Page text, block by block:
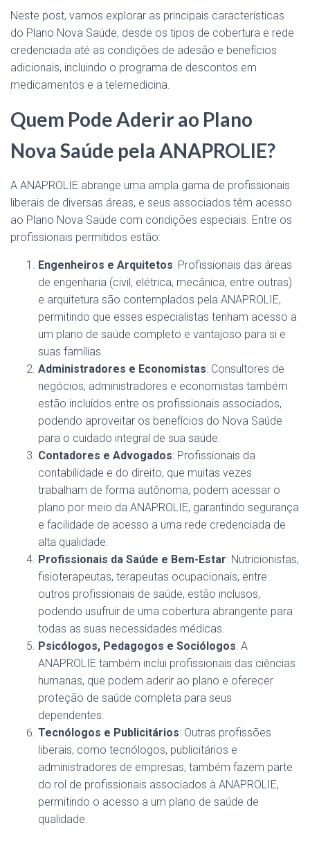
Neste post, vamos explorar as principais características
do Plano Nova Saúde, desde os tipos de cobertura e rede
credenciada até as condições de adesão e benefícios
adicionais, incluindo o programa de descontos em
medicamentos e a telemedicina.
Quem Pode Aderir ao Plano
Nova Saúde pela ANAPROLIE?
A ANAPROLIE abrange uma ampla gama de profissionais
liberais de diversas áreas, e seus associados têm acesso
ao Plano Nova Saúde com condições especiais. Entre os
profissionais permitidos estão:
Engenheiros e Arquitetos: Profissionais das áreas
de engenharia (civil, elétrica, mecânica, entre outras)
e arquitetura são contemplados pela ANAPROLIE,
permitindo que esses especialistas tenham acesso a
um plano de saúde completo e vantajoso para si e
suas famílias.
Administradores e Economistas: Consultores de
negócios, administradores e economistas também
estão incluídos entre os profissionais associados,
podendo aproveitar os benefícios do Nova Saúde
para o cuidado integral de sua saúde.
Contadores e Advogados: Profissionais da
contabilidade e do direito, que muitas vezes
trabalham de forma autônoma, podem acessar o
plano por meio da ANAPROLIE, garantindo segurança
e facilidade de acesso a uma rede credenciada de
alta qualidade.
Profissionais da Saúde e Bem-Estar: Nutricionistas,
fisioterapeutas, terapeutas ocupacionais, entre
outros profissionais de saúde, estão inclusos,
podendo usufruir de uma cobertura abrangente para
todas as suas necessidades médicas.
Psicólogos, Pedagogos e Sociólogos: A
ANAPROLIE também inclui profissionais das ciências
humanas, que podem aderir ao plano e oferecer
proteção de saúde completa para seus
dependentes.
Tecnólogos e Publicitários: Outras profissões
liberais, como tecnólogos, publicitários e
administradores de empresas, também fazem parte
do rol de profissionais associados à ANAPROLIE,
permitindo o acesso a um plano de saúde de
qualidade.